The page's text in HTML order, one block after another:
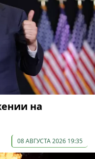
на
08 АВГУСТА 2026 19:35